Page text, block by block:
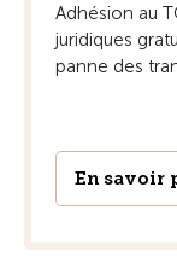
Adhésion au
juridiques
panne des
En savoir